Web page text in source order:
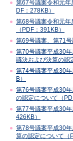
第67号議案令和元
DF：278KB）
第68号議案令和元年
（PDF：391KB）
第69号議案、第71
第70号議案平成30
議決および決算の認
第74号議案平成30
B）
第76号議案平成30
の認定について（
第77号議案平成30
426KB）
第78号議案平成30
算の認定について（